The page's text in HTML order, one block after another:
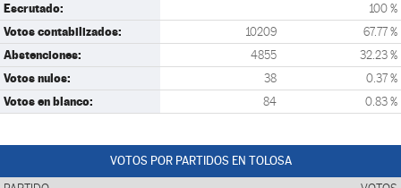
Escrutado: 100 %
Votos contabilizados: 10209 67.77 %
Abstenciones: 4855 32.23 %
Votos nulos: 38 0.37 %
Votos en blanco: 84 0.83 %
VOTOS POR PARTIDOS EN TOLOSA